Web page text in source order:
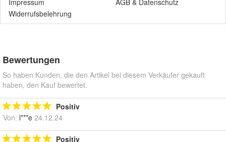
Widerrufsbelehrung
Bewertungen
So haben Kunden, die den Artikel bei diesem Verkäufer gekauft
haben, den Kauf bewertet.
Positiv
Von: l***e 24.12.24
Positiv